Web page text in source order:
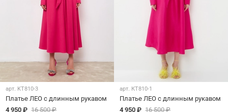
арт. KT810-3
Платье ЛЕО с длинным рукавом
4 950 ₽ 16 500 ₽
арт. КТ810-1
Платье ЛЕО с длинным рукавом
4 950 ₽ 16 500 ₽